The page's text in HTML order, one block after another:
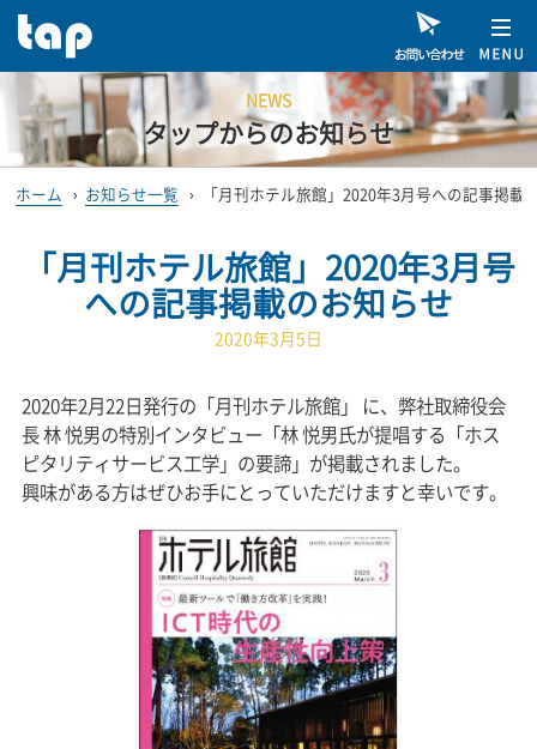
NEWS
タップからのお知らせ
ホーム › お知らせ一覧 › 「月刊ホテル旅館」2020年3月号への記事掲載
「月刊ホテル旅館」2020年3月号
への記事掲載のお知らせ
2020年3月5日
2020年2月22日発行の「月刊ホテル旅館」 に、弊社取締役会
長 林 悦男の特別インタビュー「林 悦男氏が提唱する「ホス
ピタリティサービス工学」の要諦」が掲載されました。
興味がある方はぜひお手にとっていただけますと幸いです。